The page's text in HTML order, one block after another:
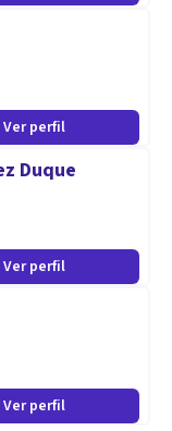
emocionales y
de ánimo y del
del
ansioso
Ver perfil
Duque
Ver perfil
Ver perfil